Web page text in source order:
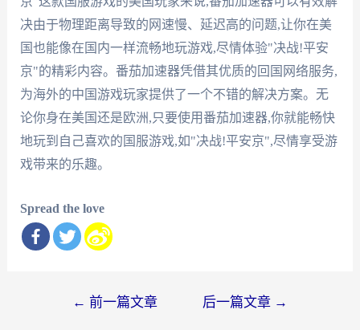
决由于物理距离导致的网速慢、延迟高的问题,让你在美
国也能像在国内一样流畅地玩游戏,尽情体验"决战!平安
京"的精彩内容。番茄加速器凭借其优质的回国网络服务,
为海外的中国游戏玩家提供了一个不错的解决方案。无
论你身在美国还是欧洲,只要使用番茄加速器,你就能畅快
地玩到自己喜欢的国服游戏,如"决战!平安京",尽情享受游
戏带来的乐趣。
Spread the love
← 前一篇文章 后一篇文章 →